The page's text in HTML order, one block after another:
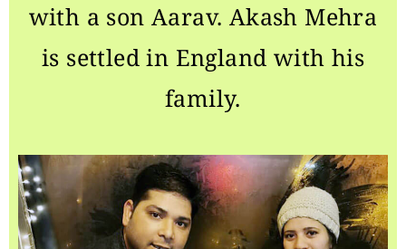
with a son Aarav. Akash Mehra
is settled in England with his
family.